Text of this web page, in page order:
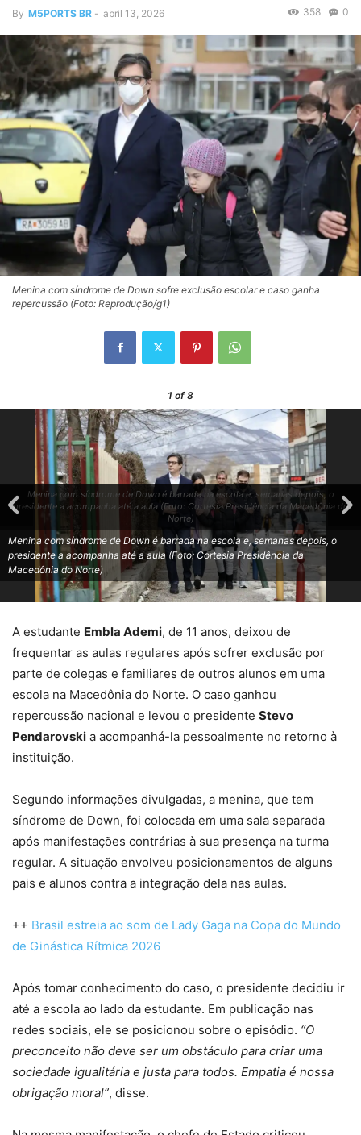
By M5PORTS BR - abril 13, 2026 0
358
Menina com síndrome de Down sofre exclusão escolar e caso ganha
repercussão (Foto: Reprodução/g1)
1 of 8
Menina com síndrome de Down é barrada na escola e, semanas depois, o
presidente a acompanha até a aula (Foto: Cortesia Presidência da Macedônia do
Norte)
Menina com síndrome de Down é barrada na escola e, semanas depois, o
presidente a acompanha até a aula (Foto: Cortesia Presidência da
Macedônia do Norte)
A estudante Embla Ademi, de 11 anos, deixou de
frequentar as aulas regulares após sofrer exclusão por
parte de colegas e familiares de outros alunos em uma
escola na Macedônia do Norte. O caso ganhou
repercussão nacional e levou o presidente Stevo
Pendarovski a acompanhá-la pessoalmente no retorno à
instituição.
Segundo informações divulgadas, a menina, que tem
síndrome de Down, foi colocada em uma sala separada
após manifestações contrárias à sua presença na turma
regular. A situação envolveu posicionamentos de alguns
pais e alunos contra a integração dela nas aulas.
++ Brasil estreia ao som de Lady Gaga na Copa do Mundo
de Ginástica Rítmica 2026
Após tomar conhecimento do caso, o presidente decidiu ir
até a escola ao lado da estudante. Em publicação nas
redes sociais, ele se posicionou sobre o episódio. “O
preconceito não deve ser um obstáculo para criar uma
sociedade igualitária e justa para todos. Empatia é nossa
obrigação moral”, disse.